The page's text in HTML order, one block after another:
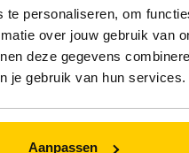
personaliseren, om
over jouw gebruik van
deze gegevens
je gebruik van hun services.
Aanpassen
om eenvoudig en